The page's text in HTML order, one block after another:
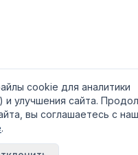
cookie для аналитики
и улучшения сайта.
вы соглашаетесь с
.